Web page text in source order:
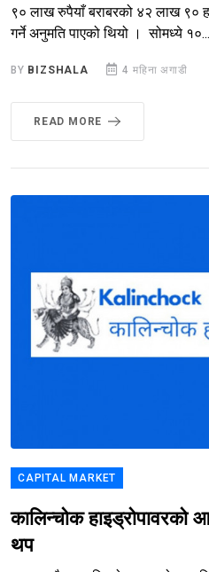
९० लाख रुपैयाँ बराबरको ४२ लाख ९०
गर्ने अनुमति पाएको थियो । सोमध्ये १०...
BY BIZSHALA 4 महिना अगाडी
READ MORE
CAPITAL MARKET
कालिन्चोक हाइड्रोपावरको
थप